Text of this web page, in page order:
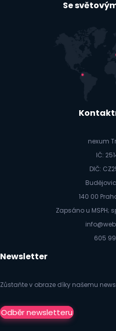
Se
nexum
IČ:
DIČ:
140 00
Zapsáno u MSPH;
605
Newsletter
Zůstaňte v obraze díky našemu
Odběr newsletteru